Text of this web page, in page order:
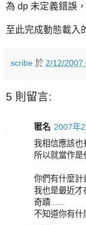
為 dp 未定義錯誤
至此完成動態載入
scribe 於 2/12/2007
5 則留言:
匿名 2007年
我相信應該也
所以就當作是
你們有什麼計
我也是最近才
奇蹟......
不知道你有什